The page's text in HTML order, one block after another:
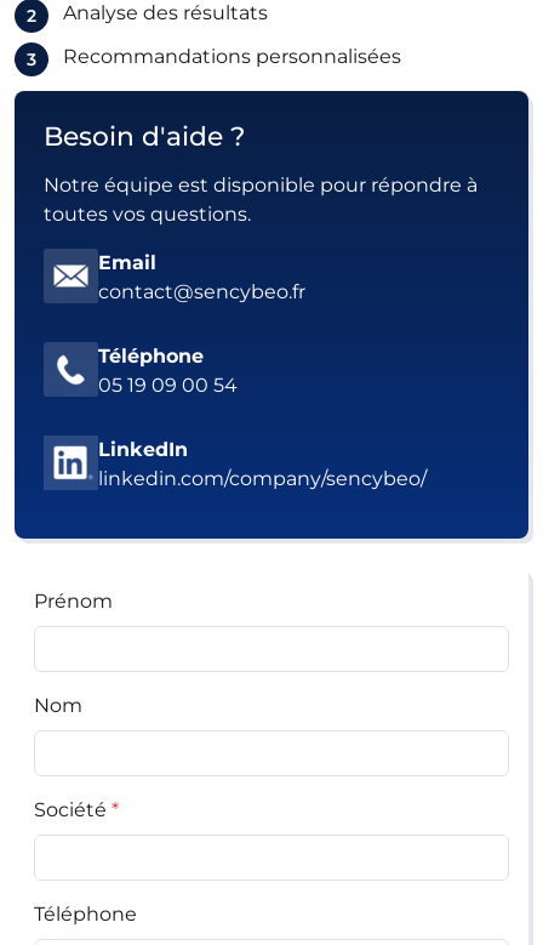
Analyse des résultats
Recommandations personnalisées
Besoin d'aide ?
Notre équipe est disponible pour répondre à
toutes vos questions.
Email
contact@sencybeo.fr
Téléphone
05 19 09 00 54
LinkedIn
linkedin.com/company/sencybeo/
Prénom
Nom
Société
Téléphone